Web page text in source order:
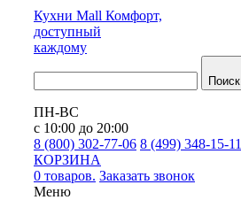
Кухни Mall Комфорт,
доступный
каждому
Поиск
ПН-ВС
с 10:00 до 20:00
8 (800) 302-77-06 8 (499) 348-15-11
КОРЗИНА
0 товаров. Заказать звонок
Меню